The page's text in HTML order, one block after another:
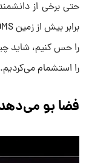
حتی برخی از
را حس کنیم، شاید
را استشمام می‌کردیم.
فضا بو